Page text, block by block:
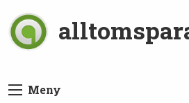
Meny